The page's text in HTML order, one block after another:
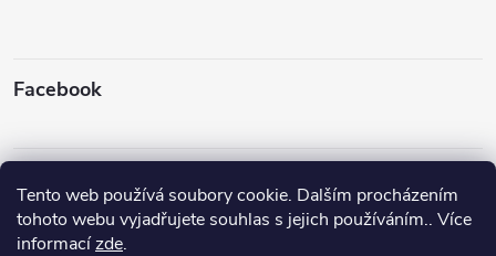
Tento web používá soubory cookie. Dalším procházením
tohoto webu vyjadřujete souhlas s jejich používáním.. Více
informacízde.
Facebook
Sledovat na Instagramu